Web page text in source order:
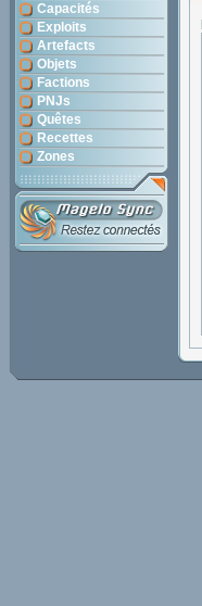
Capacités
Exploits
Artefacts
Objets
Factions
PNJs
Quêtes
Recettes
Zones